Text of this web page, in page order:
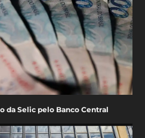
da Selic pelo Banco Central